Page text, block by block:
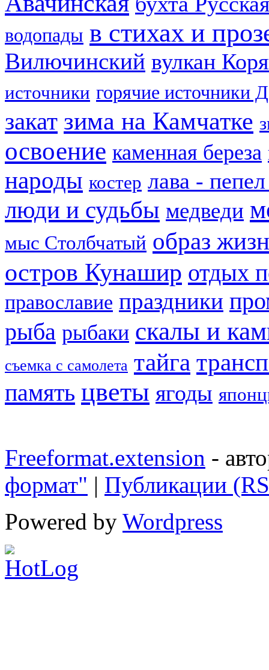
водопады в стихах и
Вилючинский вулкан
источники горячие источники
закат зима на Камчатке
освоение каменная береза
народы костер лава -
люди и судьбы медведи
мыс Столбчатый образ
остров Кунашир отдых
православие праздники
рыба рыбаки скалы и
съемка с самолета тайга
память цветы ягоды
Freeformat.extension -
формат" | Публикации
Powered by Wordpress